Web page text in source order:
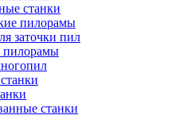
станки
пилорамы
заточки пил
пилорамы
станки